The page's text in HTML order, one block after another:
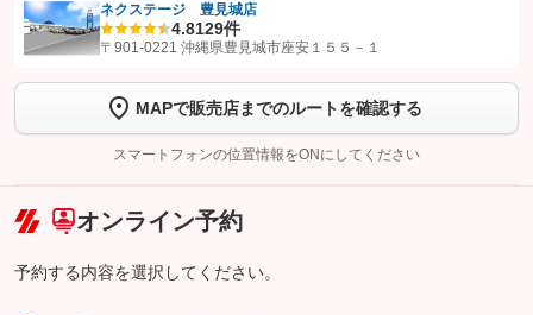
【STEP1】認証画面でグーネットを友だち追加してから「許可する」ボタンを押
トーク画面で
ボタンをタップして問い合わせを
完了してください。
こちら
ネクステージ 豊見城店
4.8129件
〒901-0221 沖縄県豊見城市座安１５５－１
MAPで販売店までのルートを確認する
スマートフォンの位置情報をONにしてください
オンライン予約
予約する内容を選択してください。